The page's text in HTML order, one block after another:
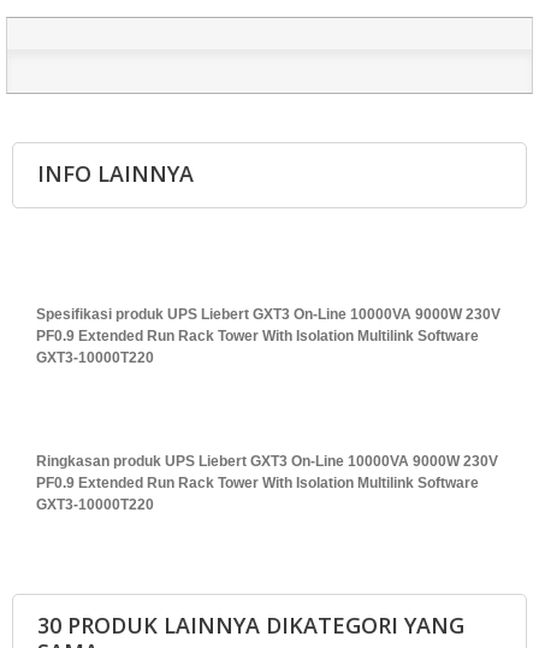
INFO LAINNYA
Spesifikasi produk UPS Liebert GXT3 On-Line 10000VA 9000W 230V
PF0.9 Extended Run Rack Tower With Isolation Multilink Software
GXT3-10000T220
Ringkasan produk UPS Liebert GXT3 On-Line 10000VA 9000W 230V
PF0.9 Extended Run Rack Tower With Isolation Multilink Software
GXT3-10000T220
30 PRODUK LAINNYA DIKATEGORI YANG